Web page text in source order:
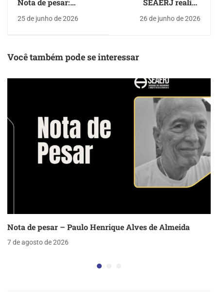
Nota de pesar:
falecimento de
25 de junho de 2026
SEAERJ realiza
apresentações dos
26 de junho de 2026
Você também pode se interessar
Nota de pesar – Paulo Henrique Alves de Almeida
7 de agosto de 2026